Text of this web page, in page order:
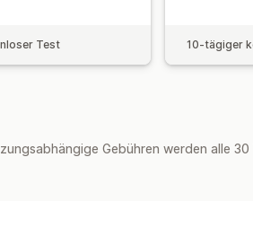
Test 10-tägiger
Gebühren werden alle